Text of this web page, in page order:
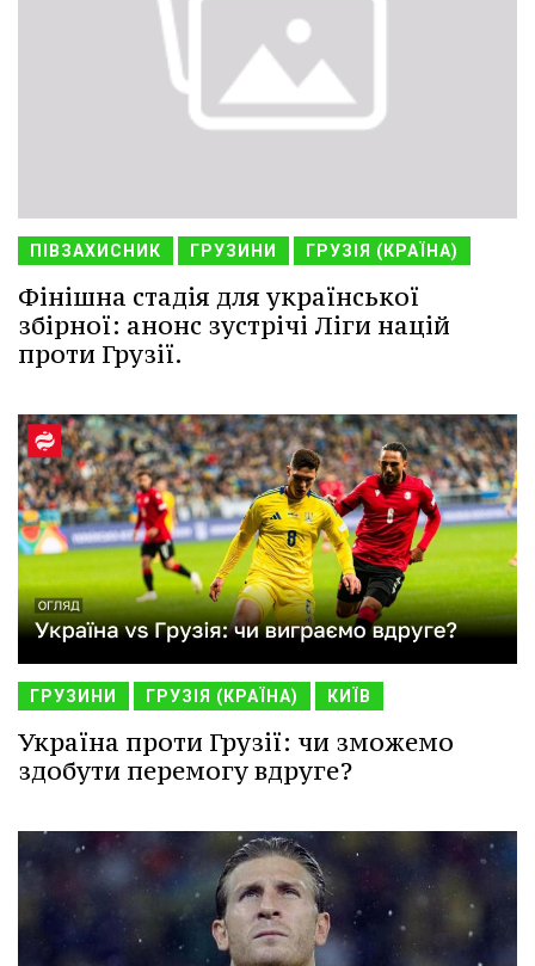
ПІВЗАХИСНИК ГРУЗИНИ ГРУЗІЯ (КРАЇНА)
Фінішна стадія для української
збірної: анонс зустрічі Ліги націй
проти Грузії.
ГРУЗИНИ ГРУЗІЯ (КРАЇНА) КИЇВ
Україна проти Грузії: чи зможемо
здобути перемогу вдруге?